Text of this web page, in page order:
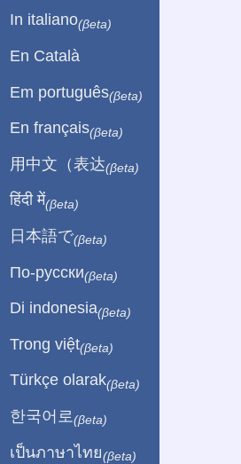
In italiano(βeta)
En Català
Em português(βeta)
En français(βeta)
用中文（表达(βeta)
हिंदी में(βeta)
日本語で(βeta)
По-русски(βeta)
Di indonesia(βeta)
Trong việt(βeta)
Türkçe olarak(βeta)
한국어로 (βeta)
เป็นภาษาไทย(βeta)